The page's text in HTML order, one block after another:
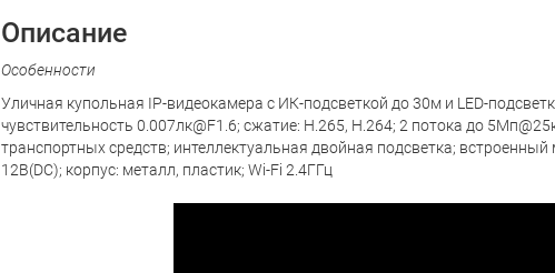
Описание
Особенности
Уличная купольная IP-видеокамера с ИК-подсветкой до 30м и LED-
чувствительность 0.007лк@F1.6; сжатие: H.265, H.264; 2 потока до
транспортных средств; интеллектуальная двойная подсветка;
12В(DC); корпус: металл, пластик; Wi-Fi 2.4ГГц